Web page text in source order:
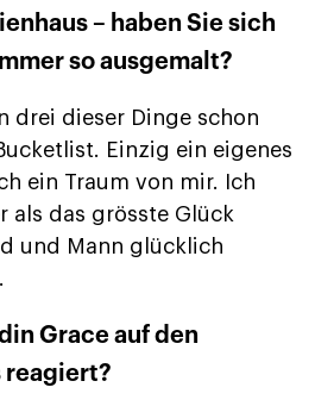
– haben Sie sich
so ausgemalt?
drei dieser Dinge schon
Einzig ein eigenes
ein Traum von mir. Ich
als das grösste Glück
und Mann glücklich
Grace auf den
reagiert?